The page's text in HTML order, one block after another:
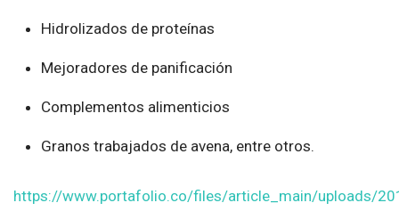
Hidrolizados de proteínas
Mejoradores de panificación
Complementos alimenticios
Granos trabajados de avena, entre otros.
https://www.portafolio.co/files/article_main/uploads/